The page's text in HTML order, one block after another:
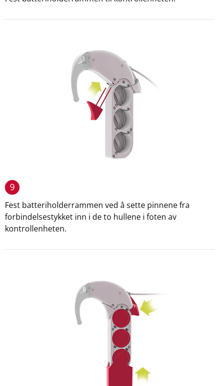
9
Fest batteriholderrammen ved å sette pinnene fra
forbindelsestykket inn i de to hullene i foten av
kontrollenheten.